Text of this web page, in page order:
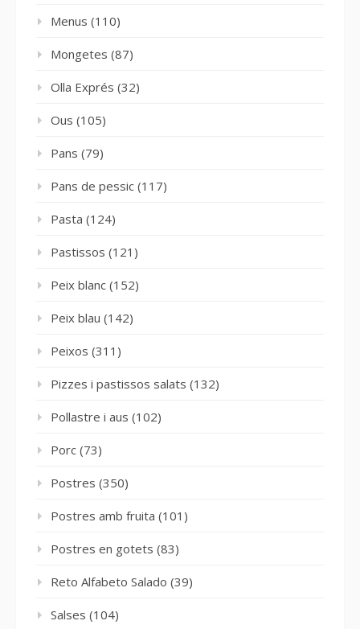
Menus (110)
Mongetes (87)
Olla Exprés (32)
Ous (105)
Pans (79)
Pans de pessic (117)
Pasta (124)
Pastissos (121)
Peix blanc (152)
Peix blau (142)
Peixos (311)
Pizzes i pastissos salats (132)
Pollastre i aus (102)
Porc (73)
Postres (350)
Postres amb fruita (101)
Postres en gotets (83)
Reto Alfabeto Salado (39)
Salses (104)